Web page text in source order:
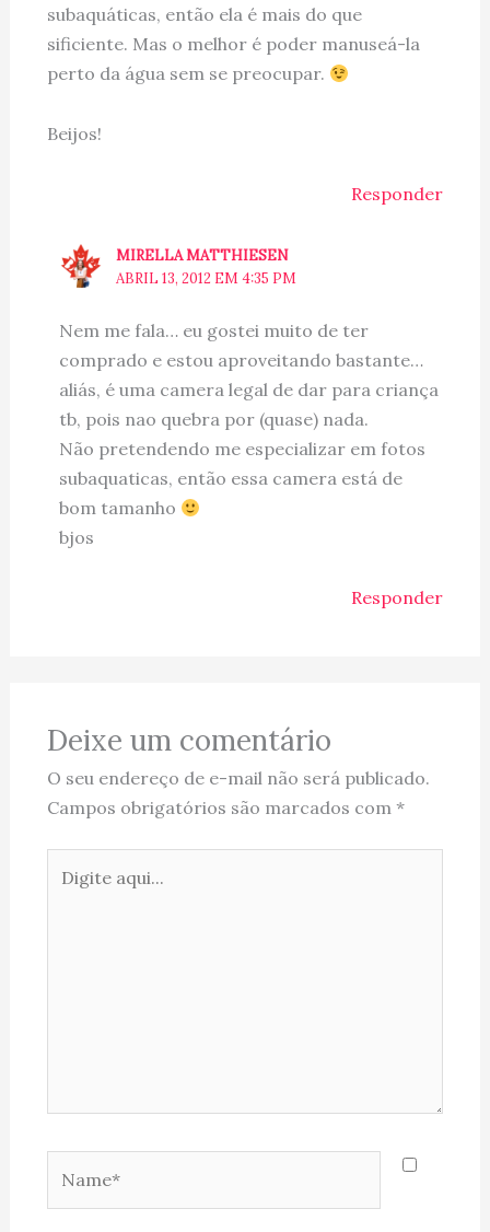
subaquáticas, então ela é mais do que
sificiente. Mas o melhor é poder manuseá-la
perto da água sem se preocupar.
Beijos!
Responder
MIRELLA MATTHIESEN
ABRIL 13, 2012 EM 4:35 PM
Nem me fala… eu gostei muito de ter
comprado e estou aproveitando bastante…
aliás, é uma camera legal de dar para criança
tb, pois nao quebra por (quase) nada.
Não pretendendo me especializar em fotos
subaquaticas, então essa camera está de
bom tamanho
bjos
Responder
Deixe um comentário
O seu endereço de e-mail não será publicado.
Campos obrigatórios são marcados com *
aqui...